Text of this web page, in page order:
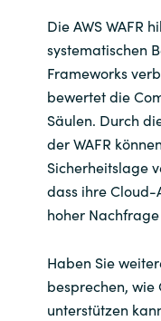
Die AWS WAFR
systematischen
Frameworks
bewertet die
Säulen. Durch
der WAFR
Sicherheitslage
dass ihre Cloud-
hoher
Haben Sie
besprechen, wie
unterstützen